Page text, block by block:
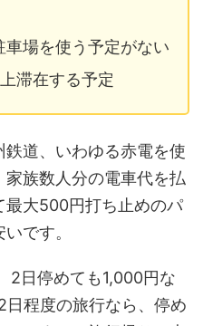
場を使う予定がない
滞在する予定
道、いわゆる赤電を使
族数人分の電車代を払
最大500円打ち止めのパ
です。
2日停めても1,000円な
程度の旅行なら、停め